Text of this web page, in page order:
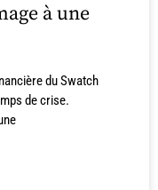
à une
du Swatch
de crise.